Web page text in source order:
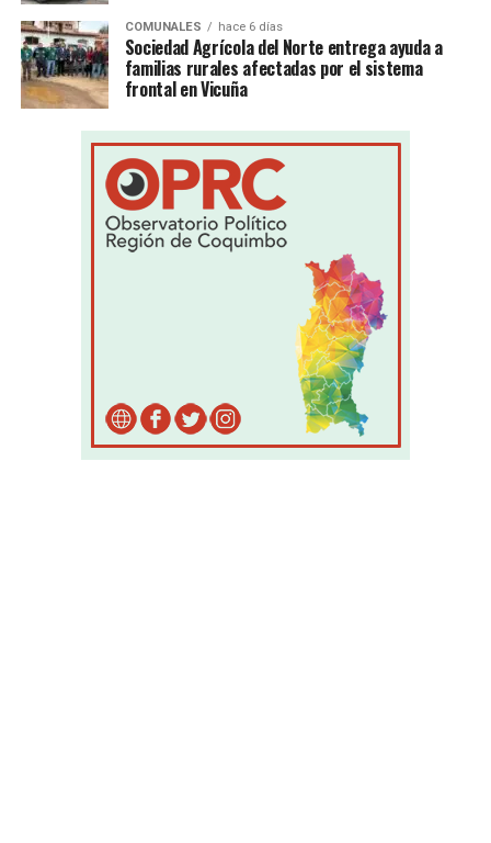
COMUNALES hace 6 días
Sociedad Agrícola del Norte entrega ayuda a
familias rurales afectadas por el sistema
frontal en Vicuña